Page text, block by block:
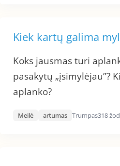
Kiek kartų galima
Koks jausmas turi
pasakytų „įsimylėjau”?
aplanko?
Meilė artumas Trumpas318